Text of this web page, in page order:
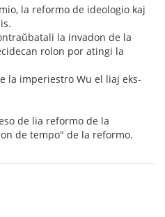
la reformo de ideologio kaj
la invadon de la
rolon por atingi la
la imperiestro Wu el liaj eks-
de lia reformo de la
de tempo" de la reformo.